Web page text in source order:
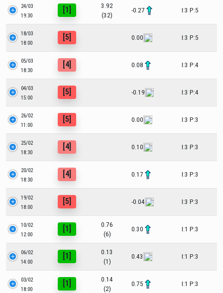
24/03
19:30
[1]
3.92
(32)
-0.27 I:3 P:5
18/03
18:00
[5] 0.00 I:3 P:5
05/03
18:30
[4] 0.08 I:3 P:4
04/03
15:00
[5] -0.19 I:3 P:4
26/02
11:00
[5] 0.00 I:3 P:3
25/02
18:30
[4] 0.10 I:3 P:3
20/02
18:30
[4] 0.17 I:3 P:3
19/02
18:00
[5] -0.04 I:3 P:3
10/02
12:00
[1]
0.76
(6)
0.30 I:1 P:3
06/02
14:00
[1]
0.13
(1)
0.43 I:1 P:3
03/02
18:00
[1]
0.14
(2)
0.75 I:1 P:3